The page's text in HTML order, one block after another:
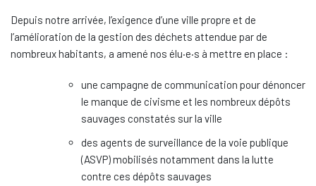
Depuis notre arrivée, l’exigence d’une ville propre et de
l’amélioration de la gestion des déchets attendue par de
nombreux habitants, a amené nos élu·e·s à mettre en place :
une campagne de communication pour dénoncer
le manque de civisme et les nombreux dépôts
sauvages constatés sur la ville
des agents de surveillance de la voie publique
(ASVP) mobilisés notamment dans la lutte
contre ces dépôts sauvages